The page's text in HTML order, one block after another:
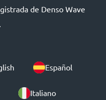
de Denso Wave
Español
Italiano